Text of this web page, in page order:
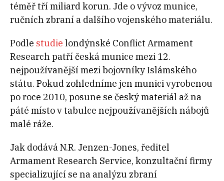
téměř tří miliard korun. Jde o vývoz munice,
ručních zbraní a dalšího vojenského materiálu.
Podle studie londýnské Conflict Armament
Research patří česká munice mezi 12.
nejpoužívanější mezi bojovníky Islámského
státu. Pokud zohledníme jen munici vyrobenou
po roce 2010, posune se český materiál až na
páté místo v tabulce nejpoužívanějších nábojů
malé ráže.
Jak dodává N.R. Jenzen-Jones, ředitel
Armament Research Service, konzultační firmy
specializující se na analýzu zbraní